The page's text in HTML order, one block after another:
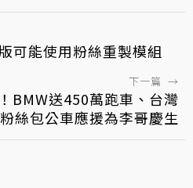
可能使用粉絲重製模組
下一篇 →
BMW送450萬跑車、台灣
粉絲包公車應援為李哥慶生